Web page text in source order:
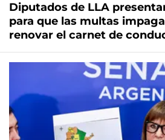
Diputados de LLA
para que las multas
renovar el carnet de